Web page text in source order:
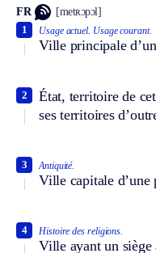
FR [metʀɔpɔl]
Usage actuel. Usage courant.
Ville principale
1
État, territoire de
ses territoires
2
Antiquité.
Ville capitale d’une
3
Histoire des religions.
Ville ayant un siège
4